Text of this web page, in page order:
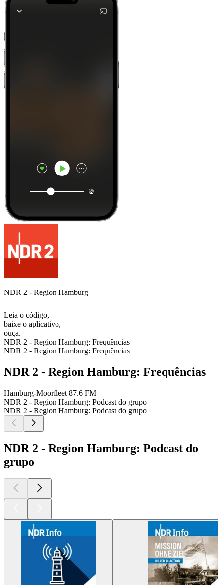
NDR 2 - Region Hamburg
Leia o código,
baixe o aplicativo,
ouça.
NDR 2 - Region Hamburg: Frequências
NDR 2 - Region Hamburg: Frequências
NDR 2 - Region Hamburg: Frequências
Hamburg-Moorfleet 87.6 FM
NDR 2 - Region Hamburg: Podcast do grupo
NDR 2 - Region Hamburg: Podcast do grupo
NDR 2 - Region Hamburg: Podcast do
grupo